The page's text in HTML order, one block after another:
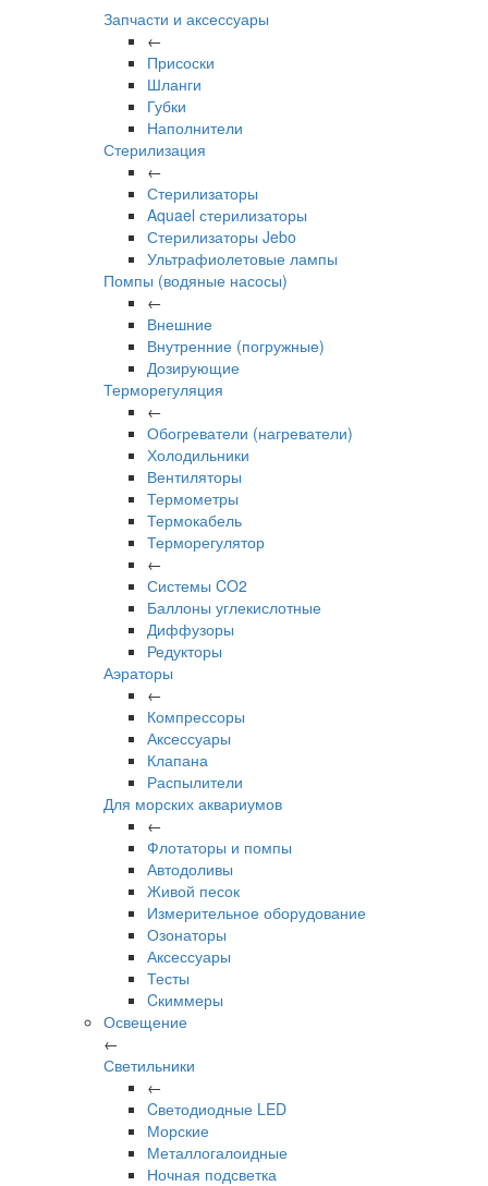
Запчасти и аксессуары
←
Присоски
Шланги
Губки
Наполнители
Стерилизация
←
Стерилизаторы
Aquael стерилизаторы
Стерилизаторы Jebo
Ультрафиолетовые лампы
Помпы (водяные насосы)
←
Внешние
Внутренние (погружные)
Дозирующие
Терморегуляция
←
Обогреватели (нагреватели)
Холодильники
Вентиляторы
Термометры
Термокабель
Терморегулятор
←
Системы CO2
Баллоны углекислотные
Диффузоры
Редукторы
Аэраторы
←
Компрессоры
Аксессуары
Клапана
Распылители
Для морских аквариумов
←
Флотаторы и помпы
Автодоливы
Живой песок
Измерительное оборудование
Озонаторы
Аксессуары
Тесты
Cкиммеры
Освещение
←
Светильники
←
Cветодиодные LED
Морские
Металлогалоидные
Ночная подсветка